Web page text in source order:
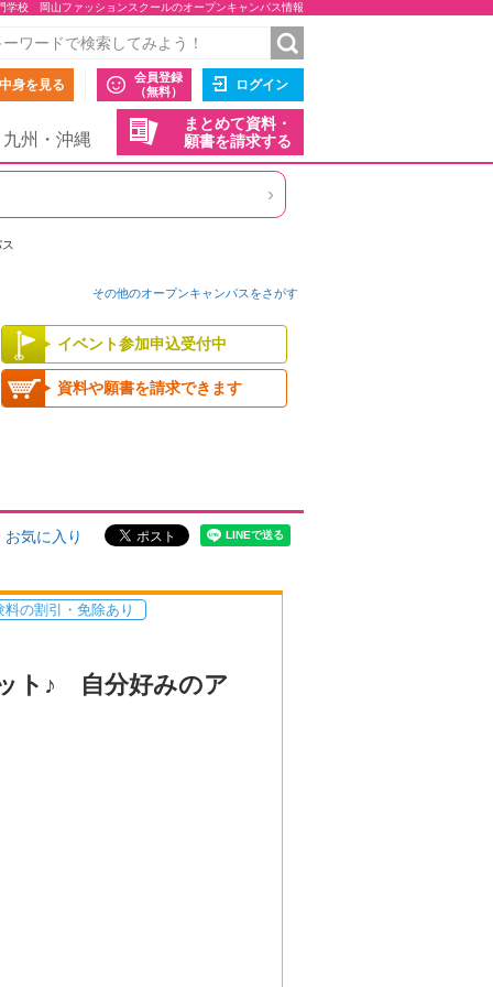
学校 岡山ファッションスクールのオープンキャンパス情報
身を見る
会員登録
（無料）
ログイン
まとめて資料・
願書を請求する
九州・沖縄
›
その他のオープンキャンパスをさがす
イベント参加申込受付中
資料や願書を請求できます
お気に入り
料の割引・免除あり
ト♪ 自分好みのア